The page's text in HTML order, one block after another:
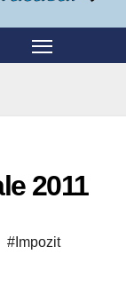
2011
#Impozit